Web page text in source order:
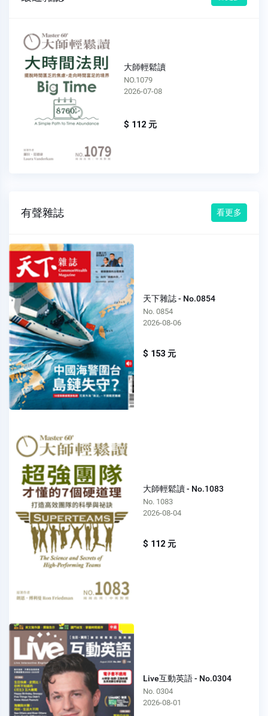
大師輕鬆讀
NO.1078
2026-07-01
$ 112 元
有聲雜誌 看更多
天下雜誌 - No.0854
No. 0854
2026-08-06
$ 153 元
大師輕鬆讀 - No.1083
No. 1083
2026-08-04
$ 112 元
Live互動英語 - No.0304
No. 0304
2026-08-01